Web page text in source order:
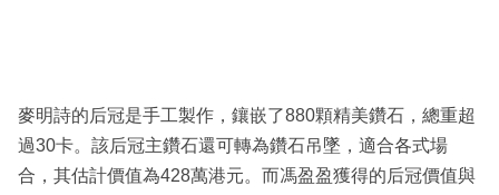
麥明詩的后冠是手工製作，鑲嵌了880顆精美鑽石，總重超
過30卡。該后冠主鑽石還可轉為鑽石吊墜，適合各式場
合，其估計價值為428萬港元。而馮盈盈獲得的后冠價值與